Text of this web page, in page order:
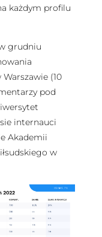
każdym profilu
grudniu
(10
pod
internauci
Akademii
w